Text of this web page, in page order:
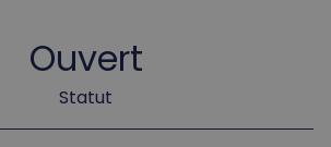
Ouvert
Statut